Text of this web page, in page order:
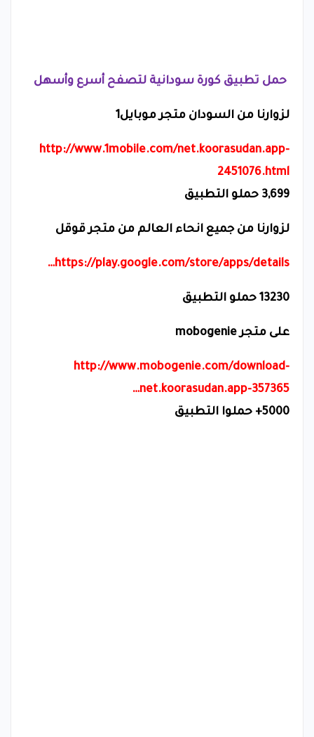
حمل تطبيق كورة سودانية لتصفح أسرع وأسهل
لزوارنا من السودان متجر موبايل1
http://www.1mobile.com/net.koorasudan.app-
2451076.html
3,699 حملو التطبيق
لزوارنا من جميع انحاء العالم من متجر قوقل
https://play.google.com/store/apps/details…
13230 حملو التطبيق
على متجرmobogenie
http://www.mobogenie.com/download-
net.koorasudan.app-357365…
5000+
حملوا التطبيق